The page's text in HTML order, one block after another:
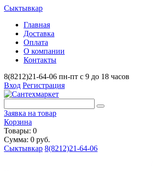
Сыктывкар
Главная
Доставка
Оплата
О компании
Контакты
8(8212)21-64-06 пн-пт с 9 до 18 часов
Вход Регистрация
Заявка на товар
Корзина
Товары: 0
Сумма: 0 руб.
Сыктывкар 8(8212)21-64-06